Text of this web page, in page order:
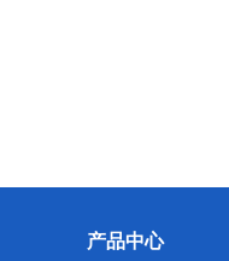
产品中心